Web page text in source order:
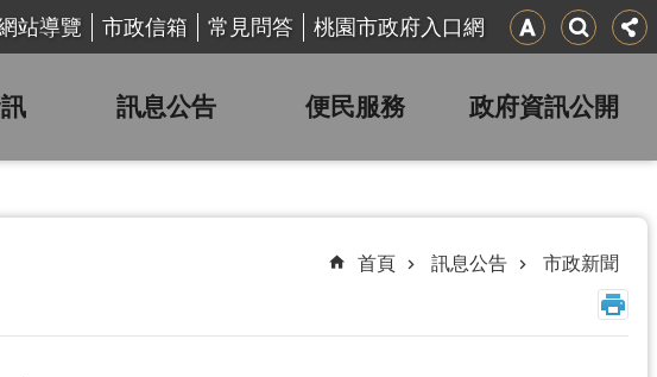
站導覽 市政信箱 常見問答 桃園市政府入口網
訊息公告 便民服務 政府資訊公開
首頁 訊息公告 市政新聞